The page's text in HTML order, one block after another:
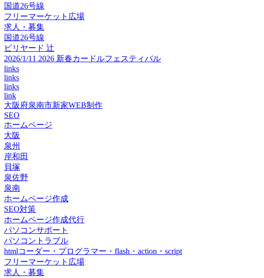
国道26号線
フリーマーケット広場
求人・募集
国道26号線
ビリヤード 辻
2026/1/11 2026 新春カードルフェスティバル
links
links
links
link
大阪府泉南市新家WEB制作
SEO
ホームページ
大阪
泉州
岸和田
貝塚
泉佐野
泉南
ホームページ作成
SEO対策
ホームページ作成代行
パソコンサポート
パソコントラブル
htmlコーダー・プログラマー・flash・action・script
フリーマーケット広場
求人・募集